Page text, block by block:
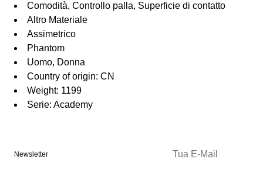
Comodità, Controllo palla, Superficie di contatto
Altro Materiale
Assimetrico
Phantom
Uomo, Donna
Country of origin: CN
Weight: 1199
Serie: Academy
Newsletter